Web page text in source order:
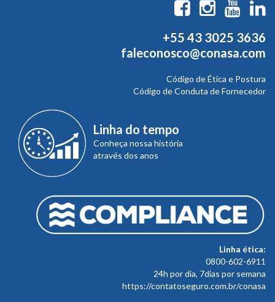
+55 43 3025 3636
faleconosco@conasa.com
Código de Ética e Postura
Código de Conduta de Fornecedor
Linha do tempo
Conheça nossa história
através dos anos
Linha ética:
0800-602-6911
24h por dia, 7dias por semana
https://contatoseguro.com.br/conasa